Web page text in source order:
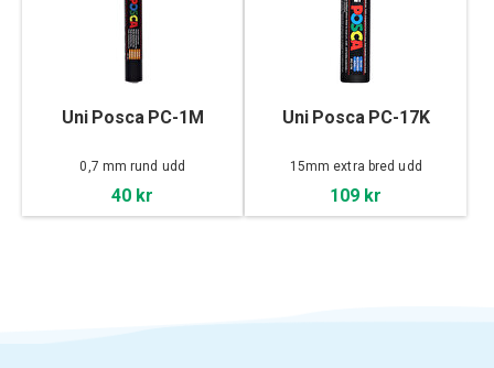
Uni Posca PC-1M
0,7 mm rund udd
40 kr
Uni Posca PC-17K
15mm extra bred udd
109 kr